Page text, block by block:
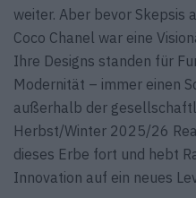
weiter. Aber bevor Skepsis
Coco Chanel war eine
Ihre Designs standen für
Modernität – immer einen
außerhalb der
Herbst/Winter 2025/26
dieses Erbe fort und hebt
Innovation auf ein neues